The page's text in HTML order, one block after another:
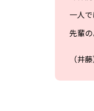
一人
先輩の
（井藤